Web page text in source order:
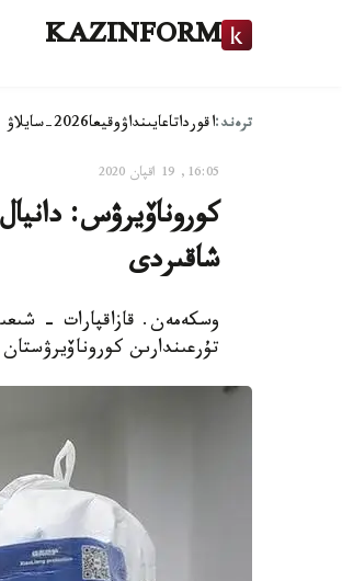
KAZINFORM
ترەند:اقورداتاعايىنداۋوقيعا2026-سايلاۋ
16:05, 19 اقپان 2020
كوروناۆيرۋس:
شاقىردى
وسكەمەن. قازاقپارات -
تۇرعىندارىن